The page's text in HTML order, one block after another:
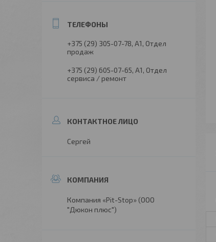
+375 (29) 305-07-78 А1, Отдел
продаж
+375 (29) 605-07-65 А1, Отдел
сервиса / ремонт
Сергей
Компания «Pit-Stop» (ООО
"Дюкон плюс")